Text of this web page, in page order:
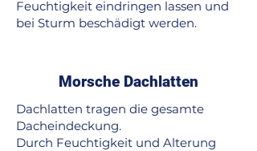
Feuchtigkeit eindringen lassen und
bei Sturm beschädigt werden.
Morsche Dachlatten
Dachlatten tragen die gesamte
Dacheindeckung.
Durch Feuchtigkeit und Alterung